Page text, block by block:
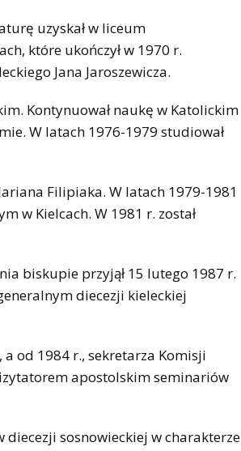
uzyskał w liceum
które ukończył w 1970 r.
Jana Jaroszewicza.
Kontynuował naukę w Katolickim
W latach 1976-1979 studiował
Filipiaka. W latach 1979-1981
w Kielcach. W 1981 r. został
biskupie przyjął 15 lutego 1987 r.
diecezji kieleckiej
od 1984 r., sekretarza Komisji
apostolskim seminariów
diecezji sosnowieckiej w charakterze